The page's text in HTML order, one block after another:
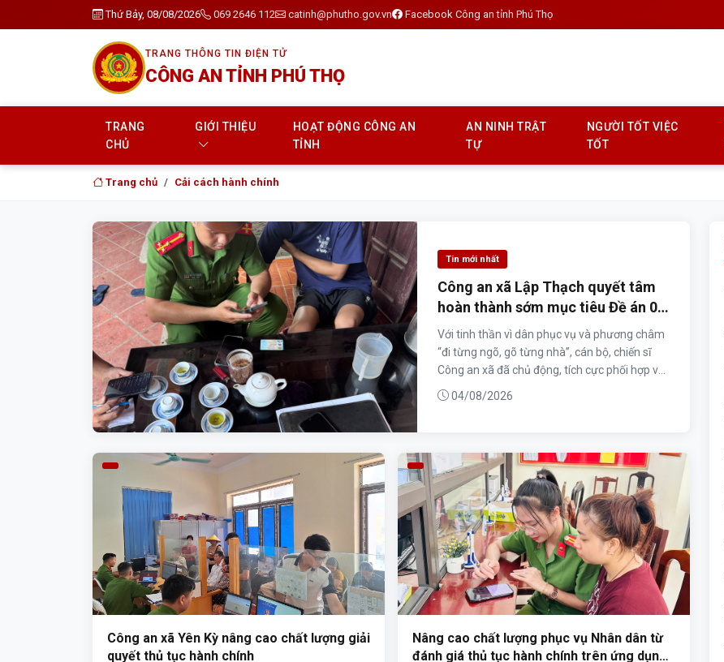
Thứ Bảy, 08/08/2026 069 2646 112 catinh@phutho.gov.vn Facebook Công an tỉnh Phú Thọ
TRANG THÔNG TIN ĐIỆN TỬ
CÔNG AN TỈNH PHÚ THỌ
TRANG
CHỦ
GIỚI THIỆU
HOẠT ĐỘNG CÔNG AN
TỈNH
AN NINH TRẬT
TỰ
NGƯỜI TỐT VIỆC
TỐT
Trang chủ Cải cách hành chính
Tin mới nhất
Công an xã Lập Thạch quyết tâm
hoàn thành sớm mục tiêu Đề án 06
và Chuyển đổi số năm 2026
Với tinh thần vì dân phục vụ và phương châm
“đi từng ngõ, gõ từng nhà”, cán bộ, chiến sĩ
Công an xã đã chủ động, tích cực phối hợp với
04/08/2026
Công an xã Yên Kỳ nâng cao chất lượng giải
quyết thủ tục hành chính
Nâng cao chất lượng phục vụ Nhân dân từ
đánh giá thủ tục hành chính trên ứng dụng